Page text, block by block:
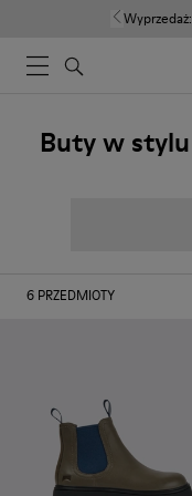
Wyprzedaż:
Buty w
6 PRZEDMIOTY